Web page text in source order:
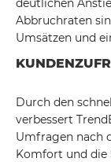
deutlichen
Abbruchraten
Umsätzen und
Durch den
verbessert
Umfragen nach
Komfort und die